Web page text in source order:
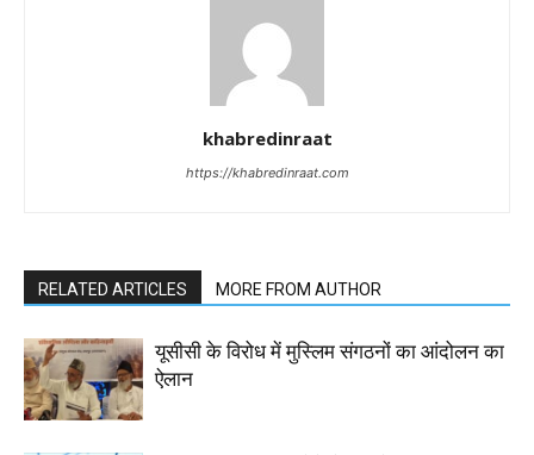
khabredinraat
https://khabredinraat.com
RELATED ARTICLES MORE FROM AUTHOR
यूसीसी के विरोध में मुस्लिम संगठनों का आंदोलन का
ऐलान